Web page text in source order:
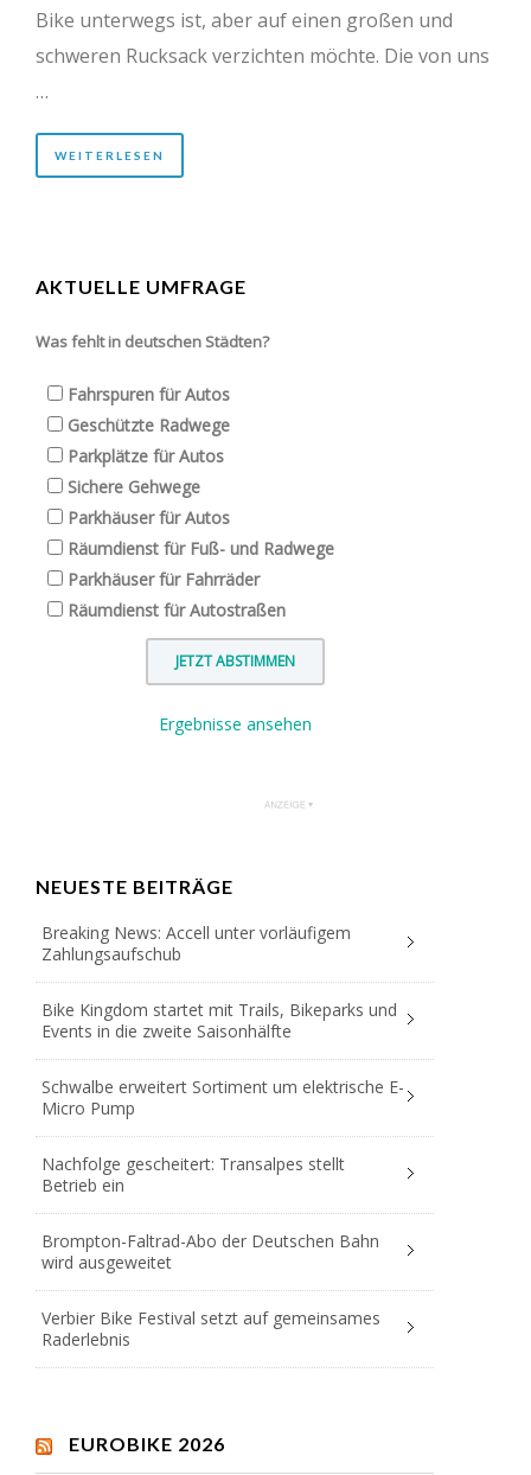
Bike unterwegs ist, aber auf einen großen und
schweren Rucksack verzichten möchte. Die von uns
…
WEITERLESEN
AKTUELLE UMFRAGE
Was fehlt in deutschen Städten?
Fahrspuren für Autos
Geschützte Radwege
Parkplätze für Autos
Sichere Gehwege
Parkhäuser für Autos
Räumdienst für Fuß- und Radwege
Parkhäuser für Fahrräder
Räumdienst für Autostraßen
Ergebnisse ansehen
NEUESTE BEITRÄGE
Breaking News: Accell unter vorläufigem
Zahlungsaufschub
Bike Kingdom startet mit Trails, Bikeparks und
Events in die zweite Saisonhälfte
Schwalbe erweitert Sortiment um elektrische E-
Micro Pump
Nachfolge gescheitert: Transalpes stellt
Betrieb ein
Brompton-Faltrad-Abo der Deutschen Bahn
wird ausgeweitet
Verbier Bike Festival setzt auf gemeinsames
Raderlebnis
EUROBIKE 2026